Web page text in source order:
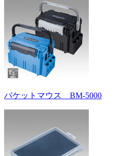
バケットマウス BM-5000